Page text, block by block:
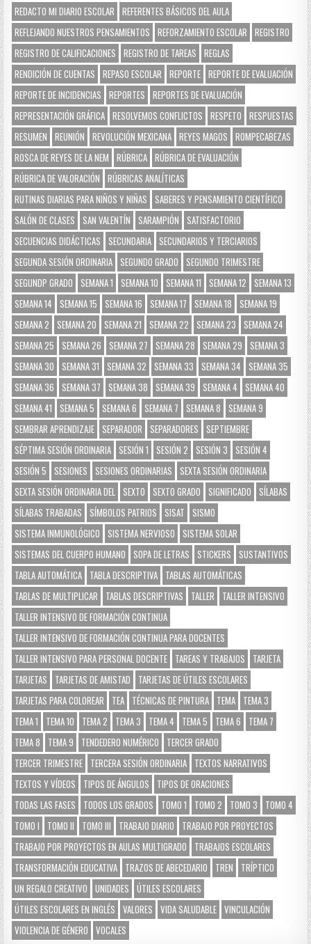
REDACTO MI DIARIO ESCOLAR
REFERENTES BÁSICOS DEL AULA
REFLEJANDO NUESTROS PENSAMIENTOS
REFORZAMIENTO ESCOLAR
REGISTRO
REGISTRO DE CALIFICACIONES
REGISTRO DE TAREAS
REGLAS
RENDICIÓN DE CUENTAS
REPASO ESCOLAR REPORTE REPORTE DE EVALUACIÓN
REPORTE DE INCIDENCIAS
REPORTES
REPORTES DE EVALUACIÓN
REPRESENTACIÓN GRÁFICA RESOLVEMOS CONFLICTOS RESPETO
RESPUESTAS
RESUMEN
REUNIÓN REVOLUCIÓN MEXICANA REYES MAGOS
ROMPECABEZAS
ROSCA DE REYES DE LA NEM
RÚBRICA RÚBRICA DE EVALUACIÓN
RÚBRICA DE VALORACIÓN
RÚBRICAS ANALÍTICAS
RUTINAS DIARIAS PARA NIÑOS Y NIÑAS
SABERES Y PENSAMIENTO CIENTÍFICO
SALÓN DE CLASES
SAN VALENTÍN SARAMPIÓN
SATISFACTORIO
SECUENCIAS DIDÁCTICAS
SECUNDARIA SECUNDARIOS Y TERCIARIOS
SEGUNDA SESIÓN ORDINARIA SEGUNDO GRADO
SEGUNDO TRIMESTRE
SEGUNDP GRADO
SEMANA 1 SEMANA 10 SEMANA 11 SEMANA 12
SEMANA 13
SEMANA 14
SEMANA 15 SEMANA 16 SEMANA 17 SEMANA 18
SEMANA 19
SEMANA 2
SEMANA 20 SEMANA 21 SEMANA 22 SEMANA 23
SEMANA 24
SEMANA 25
SEMANA 26 SEMANA 27 SEMANA 28 SEMANA 29
SEMANA 3
SEMANA 30
SEMANA 31 SEMANA 32 SEMANA 33 SEMANA 34
SEMANA 35
SEMANA 36
SEMANA 37 SEMANA 38 SEMANA 39 SEMANA 4
SEMANA 40
SEMANA 41
SEMANA 5 SEMANA 6 SEMANA 7 SEMANA 8
SEMANA 9
SEMBRAR APRENDIZAJE SEPARADOR SEPARADORES
SEPTIEMBRE
SÉPTIMA SESIÓN ORDINARIA SESIÓN 1 SESIÓN 2 SESIÓN 3
SESIÓN 4
SESIÓN 5
SESIONES SESIONES ORDINARIAS
SEXTA SESIÓN ORDINARIA
SEXTA SESIÓN ORDINARIA DEL
SEXTO SEXTO GRADO SIGNIFICADO
SÍLABAS
SÍLABAS TRABADAS
SÍMBOLOS PATRIOS SISAT
SISMO
SISTEMA INMUNOLÓGICO
SISTEMA NERVIOSO
SISTEMA SOLAR
SISTEMAS DEL CUERPO HUMANO
SOPA DE LETRAS STICKERS
SUSTANTIVOS
TABLA AUTOMÁTICA TABLA DESCRIPTIVA TABLAS AUTOMÁTICAS
TABLAS DE MULTIPLICAR
TABLAS DESCRIPTIVAS TALLER
TALLER INTENSIVO
TALLER INTENSIVO DE FORMACIÓN CONTINUA
TALLER INTENSIVO DE FORMACIÓN CONTINUA PARA DOCENTES
TALLER INTENSIVO PARA PERSONAL DOCENTE TAREAS Y TRABAJOS
TARJETA
TARJETAS
TARJETAS DE AMISTAD
TARJETAS DE ÚTILES ESCOLARES
TARJETAS PARA COLOREAR
TEA TÉCNICAS DE PINTURA TEMA TEMA 3
TEMA 1
TEMA 10 TEMA 2 TEMA 3 TEMA 4 TEMA 5 TEMA 6
TEMA 7
TEMA 8
TEMA 9 TENDEDERO NUMÉRICO
TERCER GRADO
TERCER TRIMESTRE TERCERA SESIÓN ORDINARIA TEXTOS NARRATIVOS
TEXTOS Y VÍDEOS
TIPOS DE ÁNGULOS
TIPOS DE ORACIONES
TODAS LAS FASES
TODOS LOS GRADOS TOMO 1 TOMO 2 TOMO 3
TOMO 4
TOMO I
TOMO II TOMO III TRABAJO DIARIO
TRABAJO POR PROYECTOS
TRABAJO POR PROYECTOS EN AULAS MULTIGRADO
TRABAJOS ESCOLARES
TRANSFORMACIÓN EDUCATIVA TRAZOS DE ABECEDARIO TREN
TRÍPTICO
UN REGALO CREATIVO
UNIDADES
ÚTILES ESCOLARES
ÚTILES ESCOLARES EN INGLÉS
VALORES VIDA SALUDABLE VINCULACIÓN
VIOLENCIA DE GÉNERO
VOCALES